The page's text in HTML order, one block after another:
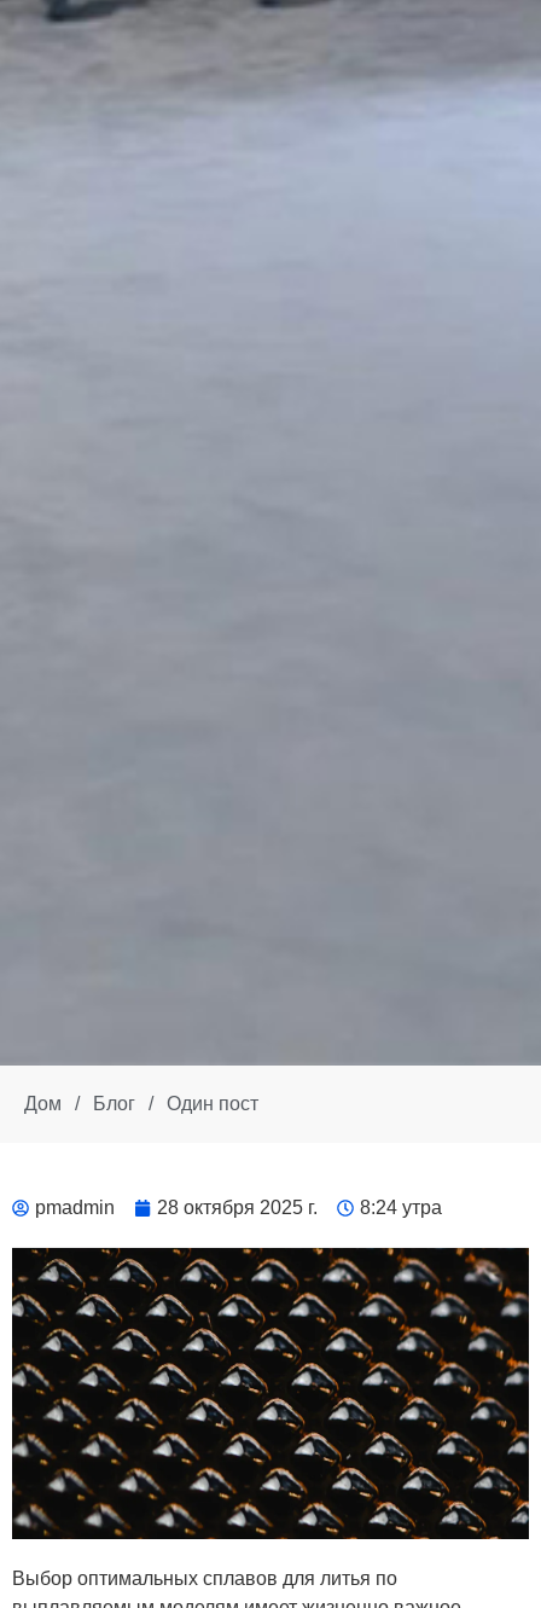
Дом / Блог / Один пост
pmadmin 28 октября 2025 г. 8:24 утра
Выбор оптимальных сплавов для литья по